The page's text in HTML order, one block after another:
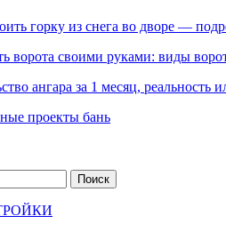
горку из снега во дворе —
ворота своими руками: виды
ангара за 1 месяц, реальность
проекты бань